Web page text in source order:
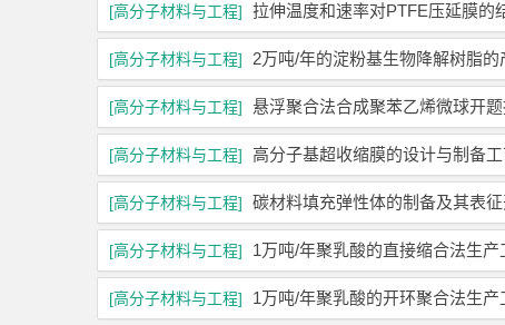
[高分子材料与工程] 拉伸温度和速率对PTFE压延膜的
[高分子材料与工程] 2万吨/年的淀粉基生物降解树脂
[高分子材料与工程] 悬浮聚合法合成聚苯乙烯微球开
[高分子材料与工程] 高分子基超收缩膜的设计与制备
[高分子材料与工程] 碳材料填充弹性体的制备及其表
[高分子材料与工程] 1万吨/年聚乳酸的直接缩合法生
[高分子材料与工程] 1万吨/年聚乳酸的开环聚合法生